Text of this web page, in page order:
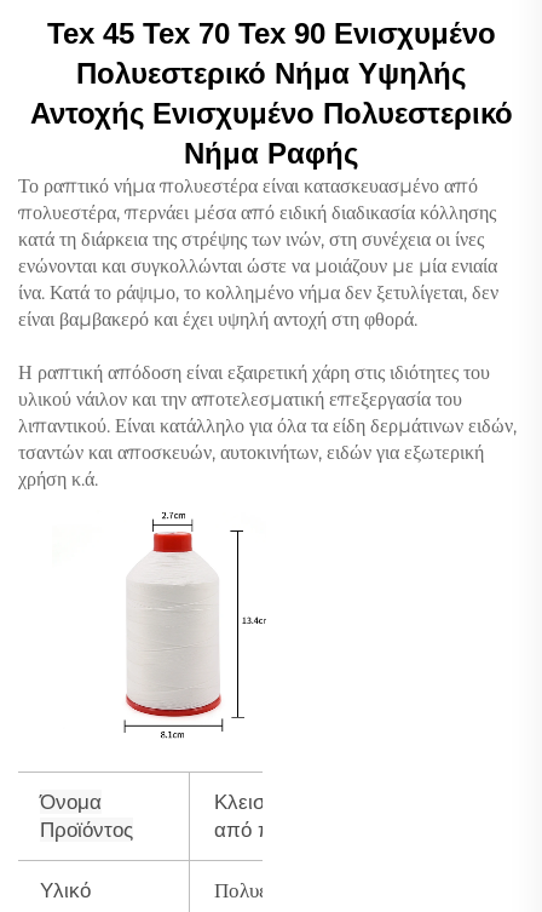
Tex 45 Tex 70 Tex 90 Ενισχυμένο
Πολυεστερικό Νήμα Υψηλής
Αντοχής Ενισχυμένο Πολυεστερικό
Νήμα Ραφής
Το ραπτικό νήμα πολυεστέρα είναι κατασκευασμένο από
πολυεστέρα, περνάει μέσα από ειδική διαδικασία κόλλησης
κατά τη διάρκεια της στρέψης των ινών, στη συνέχεια οι ίνες
ενώνονται και συγκολλώνται ώστε να μοιάζουν με μία ενιαία
ίνα. Κατά το ράψιμο, το κολλημένο νήμα δεν ξετυλίγεται, δεν
είναι βαμβακερό και έχει υψηλή αντοχή στη φθορά.
Η ραπτική απόδοση είναι εξαιρετική χάρη στις ιδιότητες του
υλικού νάιλον και την αποτελεσματική επεξεργασία του
λιπαντικού. Είναι κατάλληλο για όλα τα είδη δερμάτινων ειδών,
τσαντών και αποσκευών, αυτοκινήτων, ειδών για εξωτερική
χρήση κ.ά.
Όνομα
Προϊόντος
Κλειστό γραμμάριο
από πολυεστέρη
Υλικό Πολυεστέρας